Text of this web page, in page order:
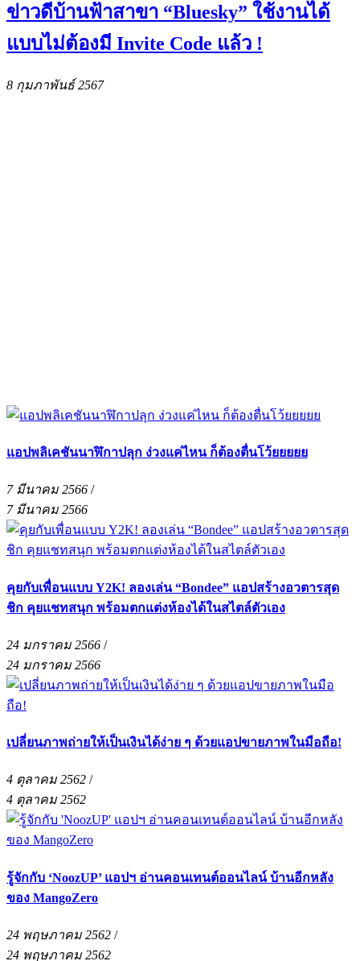
ข่าวดีบ้านฟ้าสาขา “Bluesky” ใช้งานได้
แบบไม่ต้องมี Invite Code แล้ว !
8 กุมภาพันธ์ 2567
แอปพลิเคชันนาฬิกาปลุก ง่วงแค่ไหน ก็ต้องตื่นโว้ยยยยย
7 มีนาคม 2566 /
7 มีนาคม 2566
คุยกับเพื่อนแบบ Y2K! ลองเล่น “Bondee” แอปสร้างอวตารสุด
ชิก คุยแชทสนุก พร้อมตกแต่งห้องได้ในสไตล์ตัวเอง
24 มกราคม 2566 /
24 มกราคม 2566
เปลี่ยนภาพถ่ายให้เป็นเงินได้ง่าย ๆ ด้วยแอปขายภาพในมือถือ!
4 ตุลาคม 2562 /
4 ตุลาคม 2562
รู้จักกับ ‘NoozUP’ แอปฯ อ่านคอนเทนต์ออนไลน์ บ้านอีกหลัง
ของ MangoZero
24 พฤษภาคม 2562 /
24 พฤษภาคม 2562